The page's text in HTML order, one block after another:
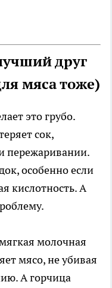
друг
мяса тоже)
это грубо.
сок,
пережаривании.
особенно если
кислотность. А
молочная
мясо, не убивая
А горчица